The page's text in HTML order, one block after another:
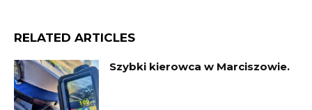
RELATED ARTICLES
Szybki kierowca w Marciszowie.